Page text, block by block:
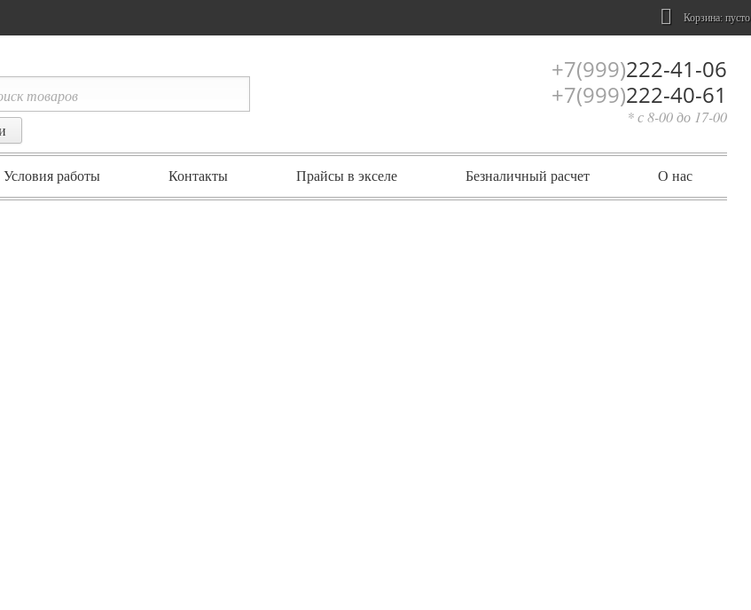
Корзина: пусто
+7(999)222-41-06
+7(999)222-40-61
* с 8-00 до 17-00
Условия работы Контакты Прайсы в экселе Безналичный расчет О нас